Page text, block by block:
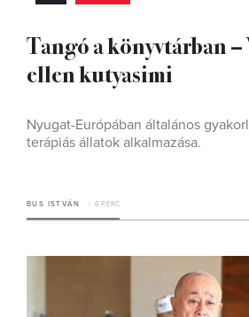
Tangó a könyvtárban
ellen kutyasimi
Nyugat-Európában általános
terápiás állatok alkalmazása.
BUS ISTVÁN 6 PERC